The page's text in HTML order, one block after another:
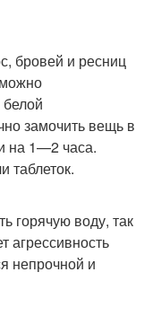
бровей и ресниц
замочить вещь в
на 1—2 часа.
таблеток.
горячую воду, так
агрессивность
непрочной и